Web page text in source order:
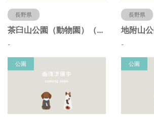
長野県
茶臼山公園（動物園）（長野県長野市）
-
長野県
-
公園 公園